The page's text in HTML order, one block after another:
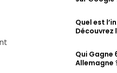
Soyez visible sur
dans la recherche
sa visibilité
Quel est
Découvrez
stratégie
Qui Gagne
Allemagne